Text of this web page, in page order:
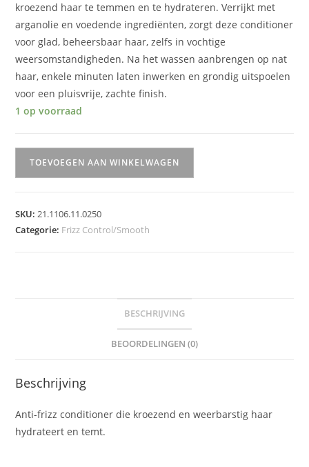
kroezend haar te temmen en te hydrateren. Verrijkt met
arganolie en voedende ingrediënten, zorgt deze conditioner
voor glad, beheersbaar haar, zelfs in vochtige
weersomstandigheden. Na het wassen aanbrengen op nat
haar, enkele minuten laten inwerken en grondig uitspoelen
voor een pluisvrije, zachte finish.
1 op voorraad
TOEVOEGEN AAN WINKELWAGEN
SKU:21.1106.11.0250
Categorie: Frizz Control/Smooth
BESCHRIJVING
BEOORDELINGEN (0)
Beschrijving
Anti-frizz conditioner die kroezend en weerbarstig haar
hydrateert en temt.